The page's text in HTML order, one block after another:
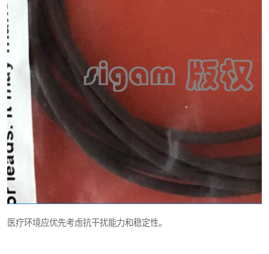
医疗环境应优先考虑抗干扰能力和稳定性。